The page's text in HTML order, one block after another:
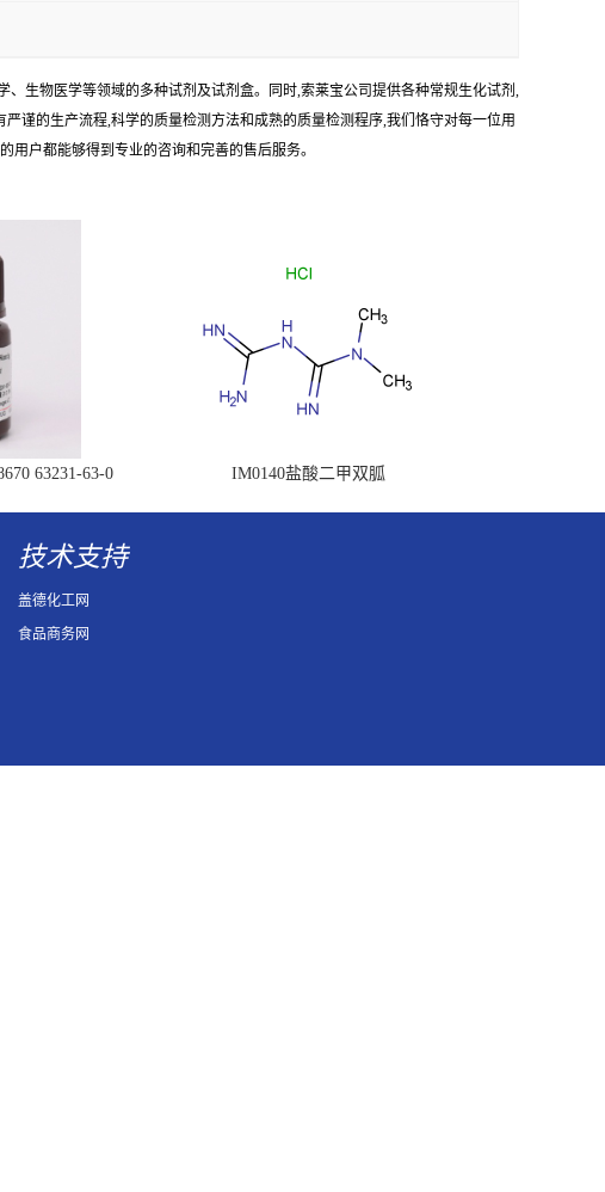
生物医学等领域的多种试剂及试剂盒。同时,索莱宝公司提供各种常规生化试剂,
谨的生产流程,科学的质量检测方法和成熟的质量检测程序,我们恪守对每一位用
户都能够得到专业的咨询和完善的售后服务。
63231-63-0
IM0140盐酸二甲双胍
技术支持
盖德化工网
食品商务网